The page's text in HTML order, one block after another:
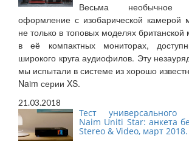
Весьма необычное
оформление с изобарической камерой
не только в топовых моделях
в её компактных мониторах,
широкого круга аудиофилов. Эту
мы испытали в системе из хорошо
Naim серии XS.
21.03.2018
Тест универсального
Naim Uniti Star: анкета
Stereo & Video, март 2018.